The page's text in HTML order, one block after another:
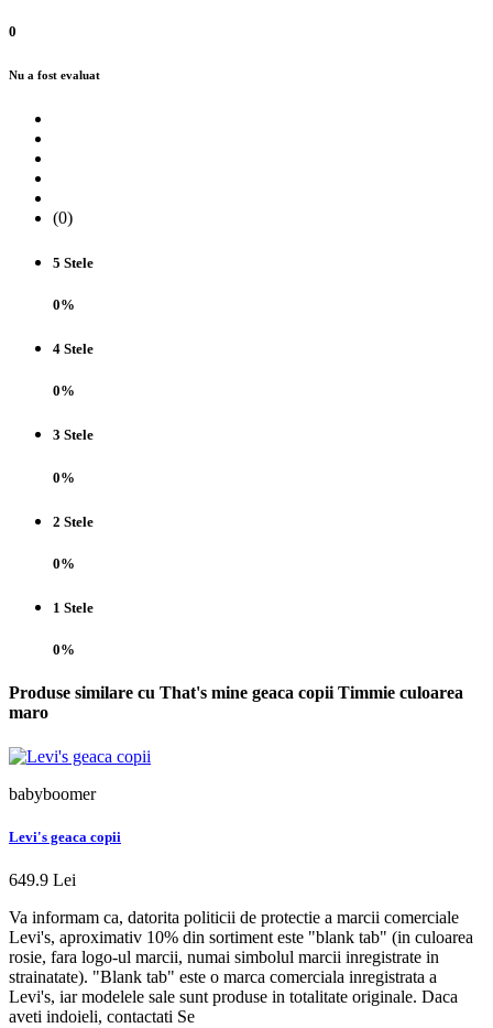
0
Nu a fost evaluat
(0)
5 Stele
0%
4 Stele
0%
3 Stele
0%
2 Stele
0%
1 Stele
0%
Produse similare cu That's mine geaca copii Timmie culoarea
maro
babyboomer
Levi's geaca copii
649.9 Lei
Va informam ca, datorita politicii de protectie a marcii comerciale
Levi's, aproximativ 10% din sortiment este "blank tab" (in culoarea
rosie, fara logo-ul marcii, numai simbolul marcii inregistrate in
strainatate). "Blank tab" este o marca comerciala inregistrata a
Levi's, iar modelele sale sunt produse in totalitate originale. Daca
aveti indoieli, contactati Se